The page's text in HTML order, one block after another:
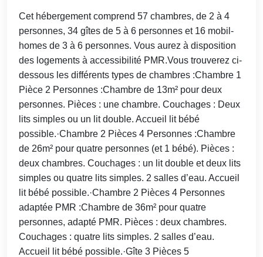
Cet hébergement comprend 57 chambres, de 2 à 4
personnes, 34 gîtes de 5 à 6 personnes et 16 mobil-
homes de 3 à 6 personnes. Vous aurez à disposition
des logements à accessibilité PMR.Vous trouverez ci-
dessous les différents types de chambres :Chambre 1
Pièce 2 Personnes :Chambre de 13m² pour deux
personnes. Pièces : une chambre. Couchages : Deux
lits simples ou un lit double. Accueil lit bébé
possible.·Chambre 2 Pièces 4 Personnes :Chambre
de 26m² pour quatre personnes (et 1 bébé). Pièces :
deux chambres. Couchages : un lit double et deux lits
simples ou quatre lits simples. 2 salles d’eau. Accueil
lit bébé possible.·Chambre 2 Pièces 4 Personnes
adaptée PMR :Chambre de 36m² pour quatre
personnes, adapté PMR. Pièces : deux chambres.
Couchages : quatre lits simples. 2 salles d’eau.
Accueil lit bébé possible.·Gîte 3 Pièces 5